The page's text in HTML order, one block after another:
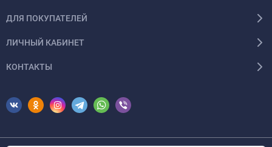
ДЛЯ ПОКУПАТЕЛЕЙ
ЛИЧНЫЙ КАБИНЕТ
КОНТАКТЫ